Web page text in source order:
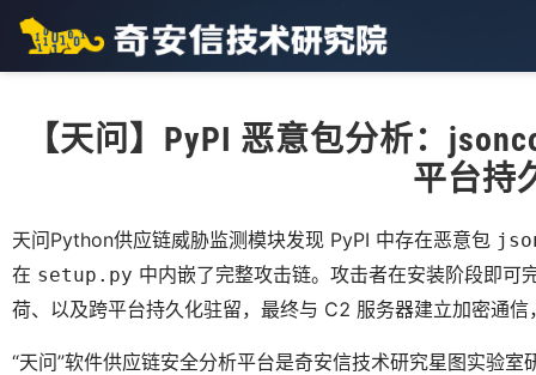
【天问】PyPI 恶意包分析：
平台持
天问Python供应链威胁监测模块发现 PyPI 中存在恶意包
在 setup.py 中内嵌了完整攻击链。攻击者在安装阶段即可
荷、以及跨平台持久化驻留，最终与 C2 服务器建立加密通
“天问”软件供应链安全分析平台是奇安信技术研究星图实验